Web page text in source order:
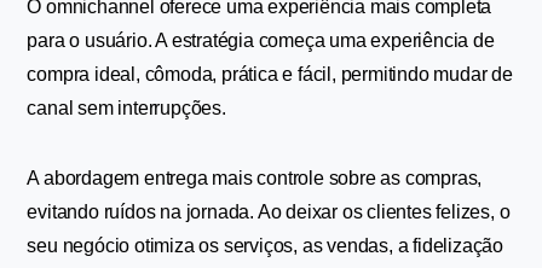
O omnichannel oferece uma experiência mais completa
para o usuário. A estratégia começa uma experiência de
compra ideal, cômoda, prática e fácil, permitindo mudar de
canal sem interrupções.
A abordagem entrega mais controle sobre as compras,
evitando ruídos na jornada. Ao deixar os clientes felizes, o
seu negócio otimiza os serviços, as vendas, a fidelização